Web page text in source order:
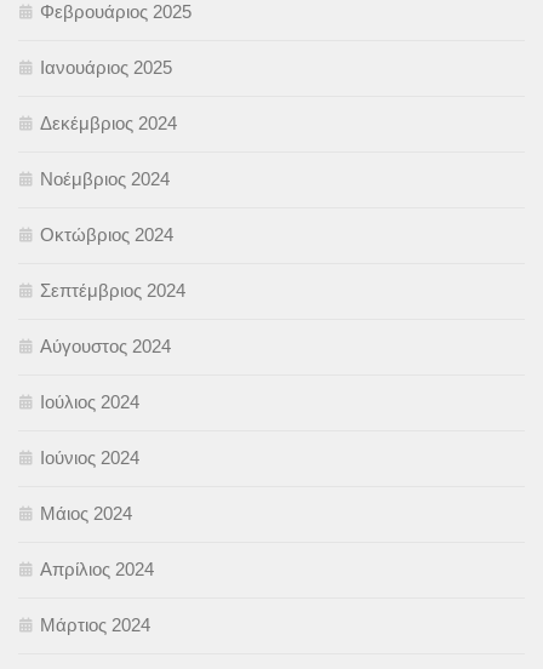
Φεβρουάριος 2025
Ιανουάριος 2025
Δεκέμβριος 2024
Νοέμβριος 2024
Οκτώβριος 2024
Σεπτέμβριος 2024
Αύγουστος 2024
Ιούλιος 2024
Ιούνιος 2024
Μάιος 2024
Απρίλιος 2024
Μάρτιος 2024